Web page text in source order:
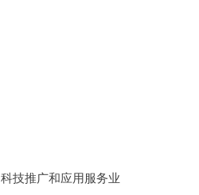
科技推广和应用服务业